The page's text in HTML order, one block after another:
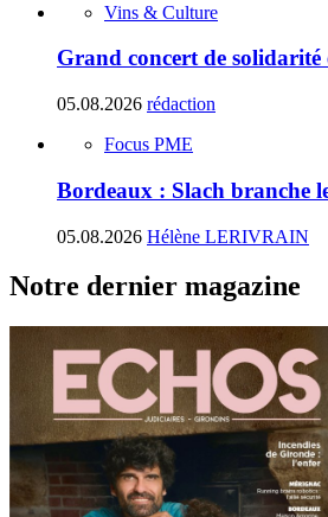
Vins & Culture
Grand concert de solidarité
05.08.2026 rédaction
Focus PME
Bordeaux : Slach branche
05.08.2026 Hélène LERIVRAIN
Notre dernier magazine